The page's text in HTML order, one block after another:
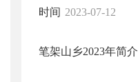
时间 2023-07-12
笔架山乡2023年简介